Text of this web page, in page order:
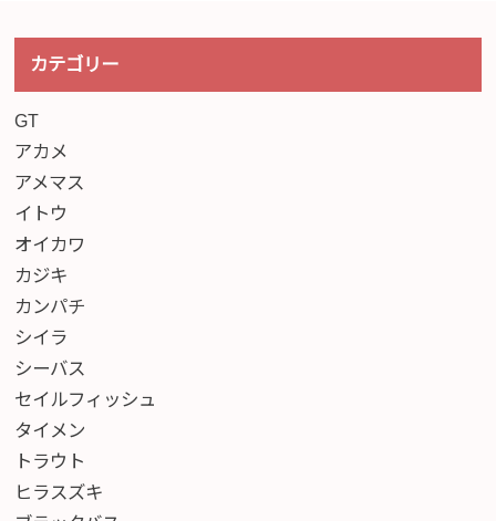
カテゴリー
GT
アカメ
アメマス
イトウ
オイカワ
カジキ
カンパチ
シイラ
シーバス
セイルフィッシュ
タイメン
トラウト
ヒラスズキ